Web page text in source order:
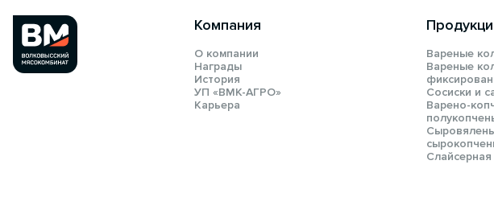
Компания
О компании
Награды
История
УП «ВМК-АГРО»
Карьера
Вареные
Вареные
Сосиски и
Варено-
Слайсерная